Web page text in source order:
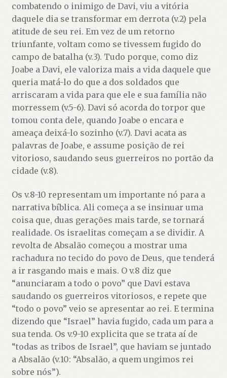
combatendo o inimigo de Davi, viu a vitória
daquele dia se transformar em derrota (v.2) pela
atitude de seu rei. Em vez de um retorno
triunfante, voltam como se tivessem fugido do
campo de batalha (v.3). Tudo porque, como diz
Joabe a Davi, ele valoriza mais a vida daquele que
queria matá-lo do que a dos soldados que
arriscaram a vida para que ele e sua família não
morressem (v.5-6). Davi só acorda do torpor que
tomou conta dele, quando Joabe o encara e
ameaça deixá-lo sozinho (v.7). Davi acata as
palavras de Joabe, e assume posição de rei
vitorioso, saudando seus guerreiros no portão da
cidade (v.8).
Os v.8-10 representam um importante nó para a
narrativa bíblica. Ali começa a se insinuar uma
coisa que, duas gerações mais tarde, se tornará
realidade. Os israelitas começam a se dividir. A
revolta de Absalão começou a mostrar uma
rachadura no tecido do povo de Deus, que tenderá
a ir rasgando mais e mais. O v.8 diz que
“anunciaram a todo o povo” que Davi estava
saudando os guerreiros vitoriosos, e repete que
“todo o povo” veio se apresentar ao rei. E termina
dizendo que “Israel” havia fugido, cada um para a
sua tenda. Os v.9-10 explicita que se trata aí de
“todas as tribos de Israel”, que haviam se juntado
a Absalão (v.10: “Absalão, a quem ungimos rei
sobre nós”).